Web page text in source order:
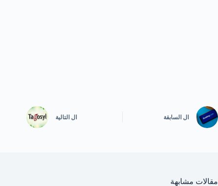
ال السابقة ال التالية
مقالات مشابهة